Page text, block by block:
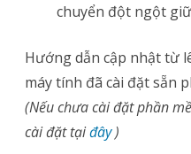
chuyển đột ngột
Hướng dẫn cập nhật từ
máy tính đã cài đặt sẵn
(Nếu chưa cài đặt phần
cài đặt tạiđây)